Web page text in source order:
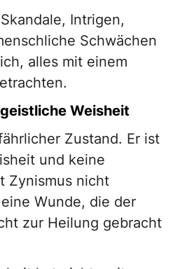
Intrigen,
Schwächen
alles mit einem
Weisheit
Zustand. Er ist
und keine
Zynismus nicht
Wunde, die der
zur Heilung gebracht